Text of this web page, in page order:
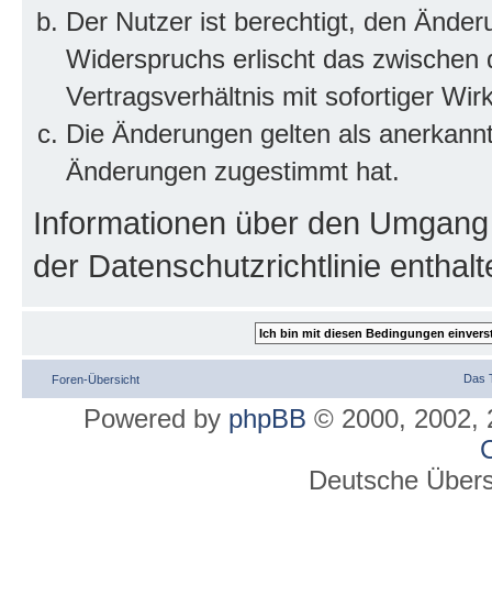
Der Nutzer ist berechtigt, den
Widerspruchs erlischt das
Vertragsverhältnis mit sofortiger
Die Änderungen gelten als
Änderungen zugestimmt hat.
Informationen über den
der Datenschutzrichtlinie
Foren-Übersicht Das
Powered by phpBB © 2000, 2002,
Deutsche